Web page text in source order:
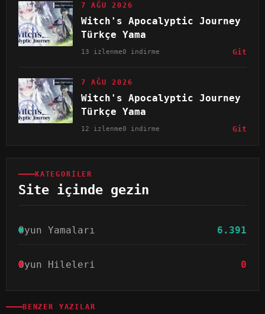
7 AĞU 2026
Witch's Apocalyptic Journey
Türkçe Yama
13 izlenme0 indirme Git
7 AĞU 2026
Witch's Apocalyptic Journey
Türkçe Yama
12 izlenme0 indirme Git
KATEGORILER
Site içinde gezin
Oyun Yamaları 6.391
Oyun Hileleri 0
BENZER YAZILAR